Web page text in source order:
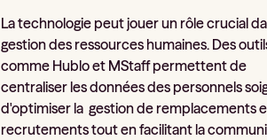
La technologie peut jouer un rôle crucial
gestion des ressources humaines. Des
comme Hublo et MStaff permettent de
centraliser les données des personnels
d'optimiser la gestion de remplacements
recrutements tout en facilitant la